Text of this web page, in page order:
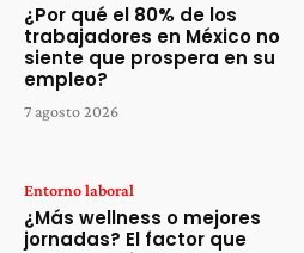
¿Por qué el 80% de los
trabajadores en México no
siente que prospera en su
empleo?
7 agosto 2026
Entorno laboral
¿Más wellness o mejores
jornadas? El factor que